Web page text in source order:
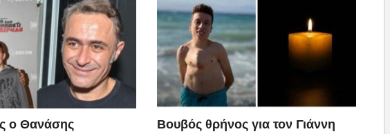
ο Θανάσης
Βουβός θρήνος για τον Γιάννη